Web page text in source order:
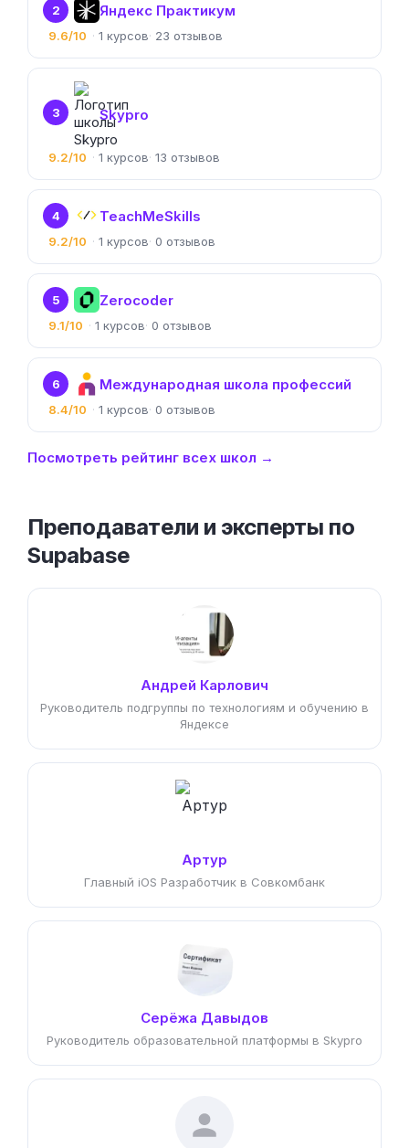
2 Яндекс Практикум
9.6/10 1 23
3 Skypro
9.2/10 1 13
4 TeachMeSkills
9.2/10 1 0
5 Zerocoder
9.1/10 1 0
6 Международная школа профессий
8.4/10 1 0
Посмотреть рейтинг всех школ →
Преподаватели и эксперты по
Supabase
Андрей Карлович
Руководитель подгруппы по технологиям и обучению в
Яндексе
Артур
Главный iOS Разработчик в Совкомбанк
Серёжа Давыдов
Руководитель образовательной платформы в Skypro